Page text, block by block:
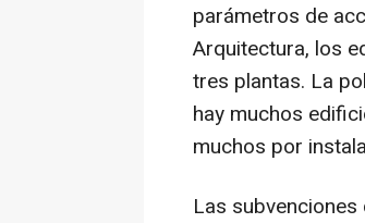
parámetros de
Arquitectura, los
tres plantas. La
hay muchos
muchos por
Las subvenciones